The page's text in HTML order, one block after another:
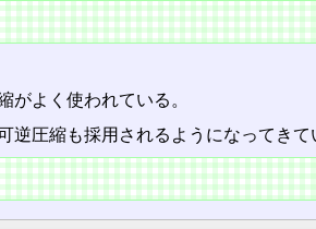
がよく使われている。
圧縮も採用されるようになってきて